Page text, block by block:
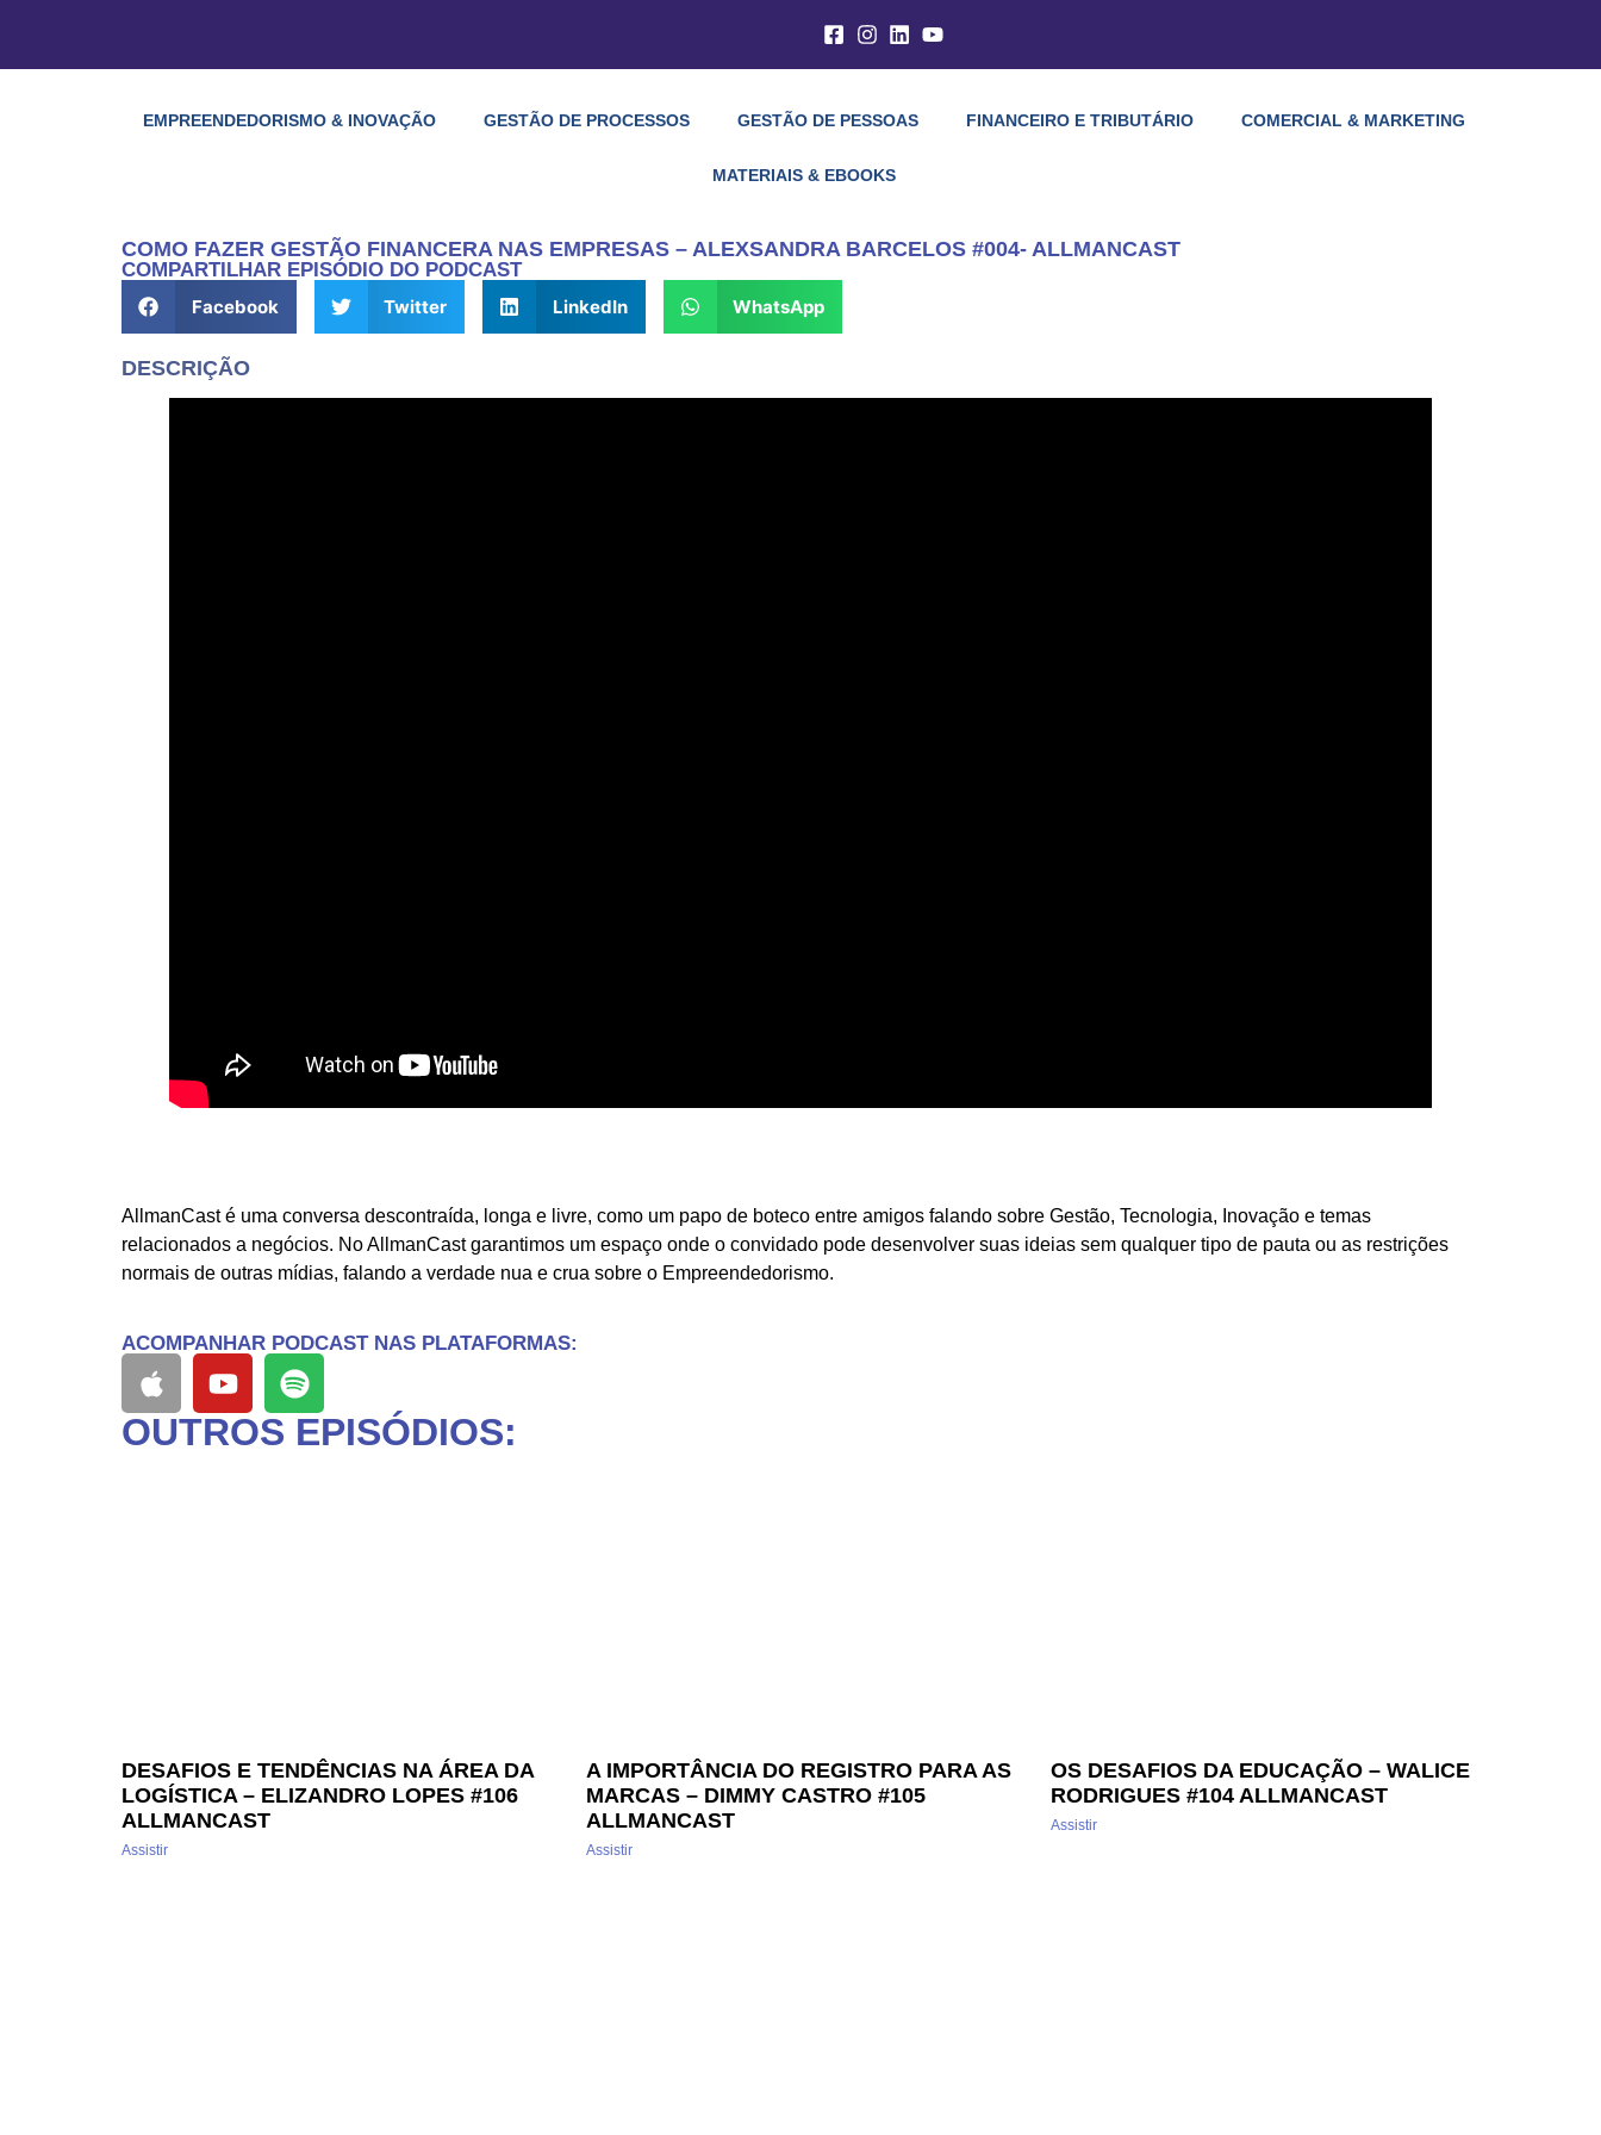
EMPREENDEDORISMO & INOVAÇÃO GESTÃO DE PROCESSOS GESTÃO DE PESSOAS FINANCEIRO E TRIBUTÁRIO COMERCIAL & MARKETING
MATERIAIS & EBOOKS
COMO FAZER GESTÃO FINANCERA NAS EMPRESAS – ALEXSANDRA BARCELOS #004- ALLMANCAST
COMPARTILHAR EPISÓDIO DO PODCAST
Facebook
Twitter LinkedIn WhatsApp
DESCRIÇÃO
AllmanCast é uma conversa descontraída, longa e livre, como um papo de boteco entre amigos falando sobre Gestão, Tecnologia, Inovação e temas
relacionados a negócios. No AllmanCast garantimos um espaço onde o convidado pode desenvolver suas ideias sem qualquer tipo de pauta ou as restrições
normais de outras mídias, falando a verdade nua e crua sobre o Empreendedorismo.
ACOMPANHAR PODCAST NAS PLATAFORMAS:
OUTROS EPISÓDIOS:
DESAFIOS E TENDÊNCIAS NA ÁREA DA
LOGÍSTICA – ELIZANDRO LOPES #106
ALLMANCAST
Assistir
A IMPORTÂNCIA DO REGISTRO PARA AS
MARCAS – DIMMY CASTRO #105
ALLMANCAST
Assistir
OS DESAFIOS DA EDUCAÇÃO – WALICE
RODRIGUES #104 ALLMANCAST
Assistir